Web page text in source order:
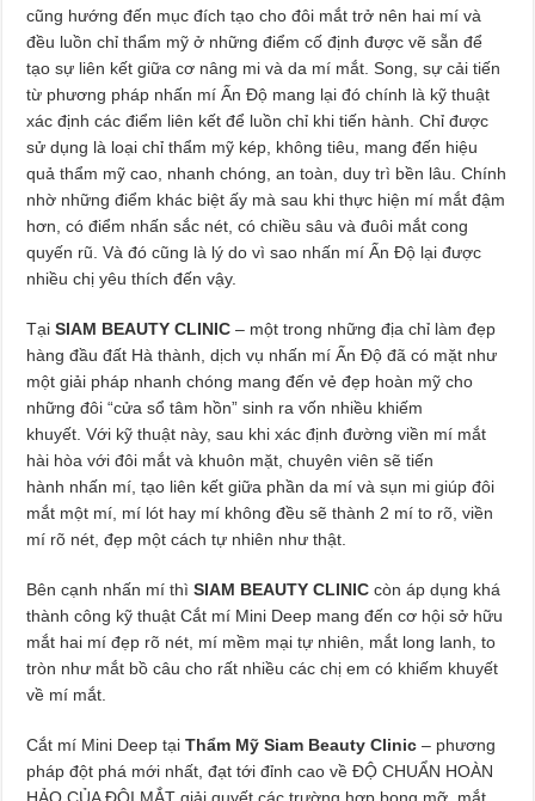
cũng hướng đến mục đích tạo cho đôi mắt trở nên hai mí và
đều luồn chỉ thẩm mỹ ở những điểm cố định được vẽ sẵn để
tạo sự liên kết giữa cơ nâng mi và da mí mắt. Song, sự cải tiến
từ phương pháp nhấn mí Ấn Độ mang lại đó chính là kỹ thuật
xác định các điểm liên kết để luồn chỉ khi tiến hành. Chỉ được
sử dụng là loại chỉ thẩm mỹ kép, không tiêu, mang đến hiệu
quả thẩm mỹ cao, nhanh chóng, an toàn, duy trì bền lâu. Chính
nhờ những điểm khác biệt ấy mà sau khi thực hiện mí mắt đậm
hơn, có điểm nhấn sắc nét, có chiều sâu và đuôi mắt cong
quyến rũ. Và đó cũng là lý do vì sao nhấn mí Ấn Độ lại được
nhiều chị yêu thích đến vậy.
TạiSIAM BEAUTY CLINIC– một trong những địa chỉ làm đẹp
hàng đầu đất Hà thành, dịch vụ nhấn mí Ấn Độ đã có mặt như
một giải pháp nhanh chóng mang đến vẻ đẹp hoàn mỹ cho
những đôi “cửa sổ tâm hồn” sinh ra vốn nhiều khiếm
khuyết. Với kỹ thuật này, sau khi xác định đường viền mí mắt
hài hòa với đôi mắt và khuôn mặt, chuyên viên sẽ tiến
hành nhấn mí, tạo liên kết giữa phần da mí và sụn mi giúp đôi
mắt một mí, mí lót hay mí không đều sẽ thành 2 mí to rõ, viền
mí rõ nét, đẹp một cách tự nhiên như thật.
Bên cạnh nhấn mí thìSIAM BEAUTY CLINIC còn áp dụng khá
thành công kỹ thuật Cắt mí Mini Deep mang đến cơ hội sở hữu
mắt hai mí đẹp rõ nét, mí mềm mại tự nhiên, mắt long lanh, to
tròn như mắt bồ câu cho rất nhiều các chị em có khiếm khuyết
về mí mắt.
Cắt mí Mini Deep tại Thẩm Mỹ Siam Beauty Clinic – phương
pháp đột phá mới nhất, đạt tới đỉnh cao về ĐỘ CHUẨN HOÀN